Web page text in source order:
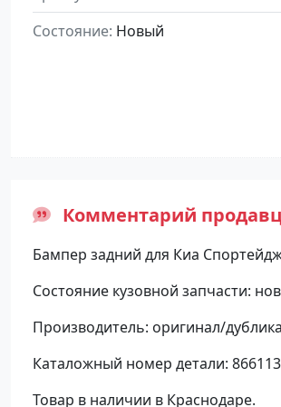
Состояние Новый
Комментарий
Бампер задний для Киа Спортейдж
Состояние кузовной запчасти:
Производитель: оригинал/
Каталожный номер детали:
Товар в наличии в Краснодаре.